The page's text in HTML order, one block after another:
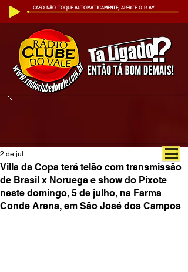
CASO NÃO TOQUE AUTOMATICAMENTE, APERTE O PLAY
Villa da Copa terá telão com transmissão
de Brasil x Noruega e show do Pixote
neste domingo, 5 de julho, na Farma
Conde Arena, em São José dos Campos
2 de jul.